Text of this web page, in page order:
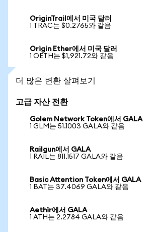
OriginTrail에서 미국 달러
1 TRAC는 $0.2765와 같음
Origin Ether에서 미국 달러
1 OETH는 $1,921.72와 같음
더 많은 변환 살펴보기
고급 자산 전환
Golem Network Token에서 GALA
1 GLM는 51.1003 GALA와 같음
Railgun에서 GALA
1 RAIL는 811.1517 GALA와 같음
Basic Attention Token에서 GALA
1 BAT는 37.4069 GALA와 같음
Aethir에서 GALA
1 ATH는 2.2784 GALA와 같음